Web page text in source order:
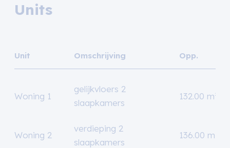
Units
Unit Omschrijving Opp.
Woning 1
gelijkvloers 2
slaapkamers
132.00 m²
Woning 2
verdieping 2
slaapkamers
136.00 m²